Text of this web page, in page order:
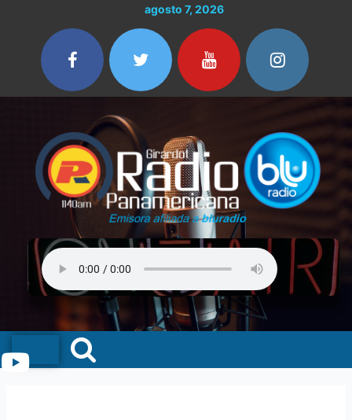
contenido
agosto 7, 2026
Menu